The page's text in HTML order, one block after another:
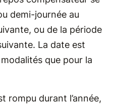
demi-journée au
ou de la période
La date est
que pour la
rompu durant l’année,